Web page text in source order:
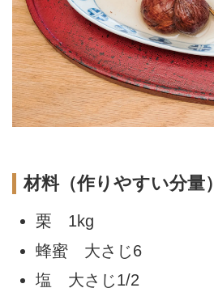
材料（作りやすい分量）
栗 1kg
蜂蜜 大さじ6
塩 大さじ1/2